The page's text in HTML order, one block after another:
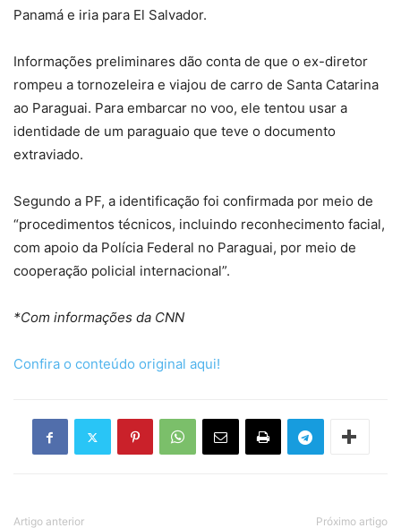
Panamá e iria para El Salvador.
Informações preliminares dão conta de que o ex-diretor
rompeu a tornozeleira e viajou de carro de Santa Catarina
ao Paraguai. Para embarcar no voo, ele tentou usar a
identidade de um paraguaio que teve o documento
extraviado.
Segundo a PF, a identificação foi confirmada por meio de
“procedimentos técnicos, incluindo reconhecimento facial,
com apoio da Polícia Federal no Paraguai, por meio de
cooperação policial internacional”.
*Com informações da CNN
Confira o conteúdo original aqui!
Artigo anterior Próximo artigo